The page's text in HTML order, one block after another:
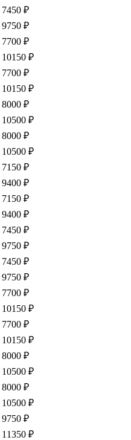
7450 ₽
9750 ₽
7700 ₽
10150 ₽
7700 ₽
10150 ₽
8000 ₽
10500 ₽
8000 ₽
10500 ₽
7150 ₽
9400 ₽
7150 ₽
9400 ₽
7450 ₽
9750 ₽
7450 ₽
9750 ₽
7700 ₽
10150 ₽
7700 ₽
10150 ₽
8000 ₽
10500 ₽
8000 ₽
10500 ₽
9750 ₽
11350 ₽